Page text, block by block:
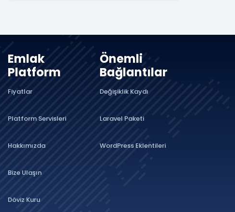
Emlak
Platform
Fiyatlar
Platform Servisleri
Hakkımızda
Bize Ulaşın
Döviz Kuru
Önemli
Bağlantılar
Değişiklik Kaydı
Laravel Paketi
WordPress Eklentileri